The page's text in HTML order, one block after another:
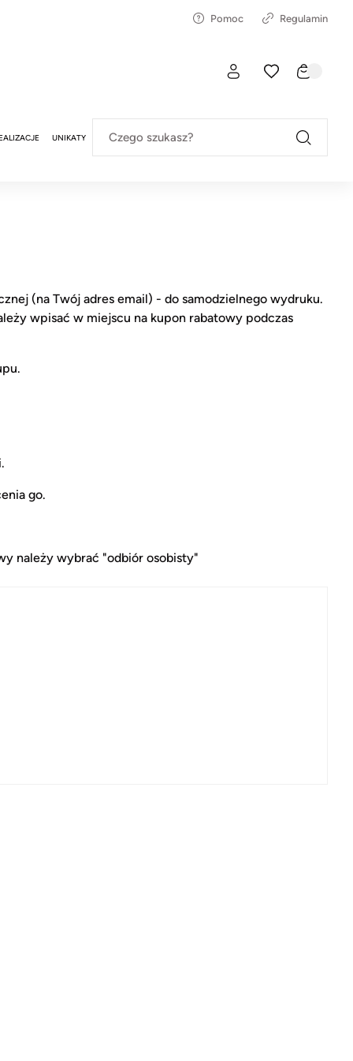
Pomoc Regulamin
UNIKATY Czego szukasz?
(na Twój adres email) - do samodzielnego wydruku.
wpisać w miejscu na kupon rabatowy podczas
go.
należy wybrać "odbiór osobisty"